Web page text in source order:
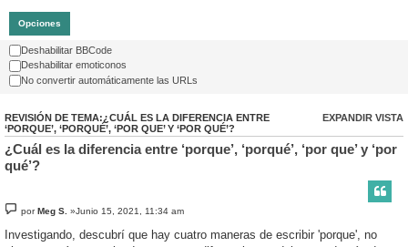
Opciones
Deshabilitar BBCode
Deshabilitar emoticonos
No convertir automáticamente las URLs
EXPANDIR VISTA
REVISIÓN DE TEMA:¿CUÁL ES LA DIFERENCIA ENTRE
‘PORQUE’, ‘PORQUÉ’, ‘POR QUE’ Y ‘POR QUÉ’?
¿Cuál es la diferencia entre ‘porque’, ‘porqué’, ‘por que’ y ‘por
qué’?
porMeg S. »Junio 15, 2021, 11:34 am
Investigando, descubrí que hay cuatro maneras de escribir 'porque', no